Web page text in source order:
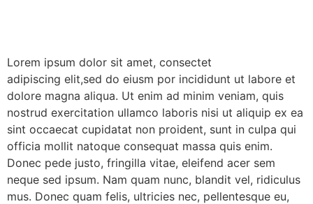
Lorem ipsum dolor sit amet, consectet
adipiscing elit,sed do eiusm por incididunt ut labore et
dolore magna aliqua. Ut enim ad minim veniam, quis
nostrud exercitation ullamco laboris nisi ut aliquip ex ea
sint occaecat cupidatat non proident, sunt in culpa qui
officia mollit natoque consequat massa quis enim.
Donec pede justo, fringilla vitae, eleifend acer sem
neque sed ipsum. Nam quam nunc, blandit vel, ridiculus
mus. Donec quam felis, ultricies nec, pellentesque eu,